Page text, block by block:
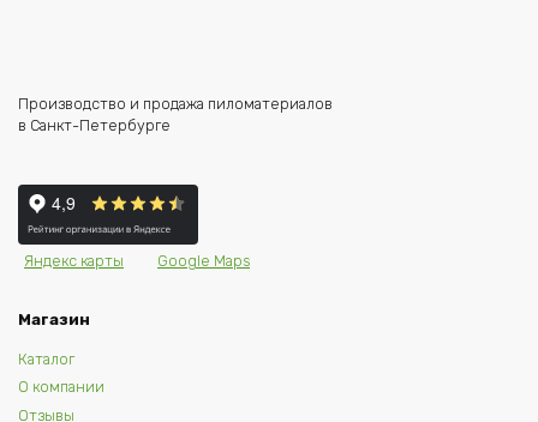
Производство и продажа пиломатериалов
в Санкт-Петербурге
Яндекс карты Google Maps
Магазин
Каталог
О компании
Отзывы